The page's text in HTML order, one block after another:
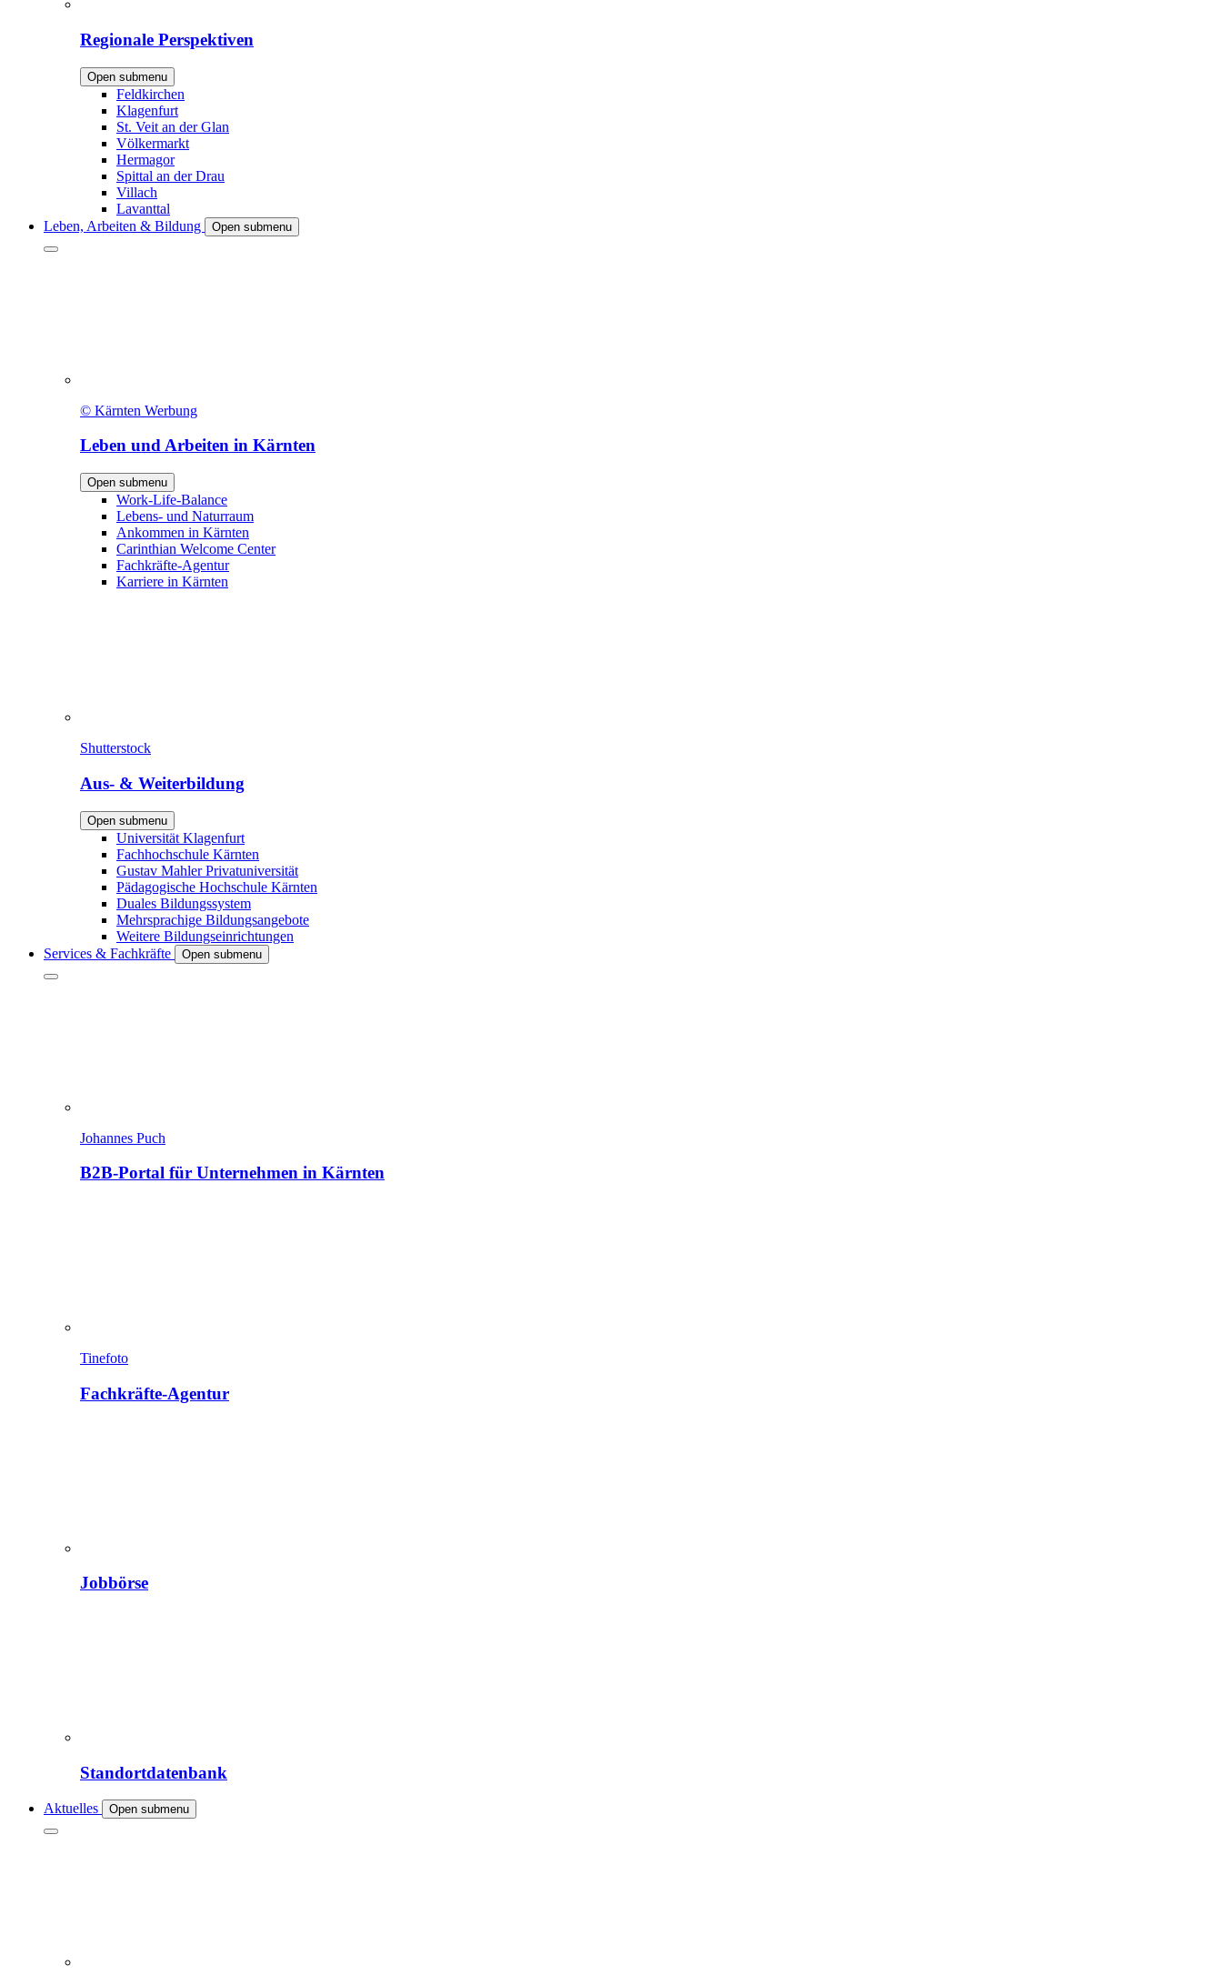
Regionale Perspektiven
Open submenu
Feldkirchen
Klagenfurt
St. Veit an der Glan
Völkermarkt
Hermagor
Spittal an der Drau
Villach
Lavanttal
Leben, Arbeiten & Bildung
Open submenu
© Kärnten Werbung
Leben und Arbeiten in Kärnten
Open submenu
Work-Life-Balance
Lebens- und Naturraum
Ankommen in Kärnten
Carinthian Welcome Center
Fachkräfte-Agentur
Karriere in Kärnten
Shutterstock
Aus- & Weiterbildung
Open submenu
Universität Klagenfurt
Fachhochschule Kärnten
Gustav Mahler Privatuniversität
Pädagogische Hochschule Kärnten
Duales Bildungssystem
Mehrsprachige Bildungsangebote
Weitere Bildungseinrichtungen
Services & Fachkräfte
Open submenu
Johannes Puch
B2B-Portal für Unternehmen in Kärnten
Tinefoto
Fachkräfte-Agentur
Jobbörse
Standortdatenbank
Aktuelles Open submenu